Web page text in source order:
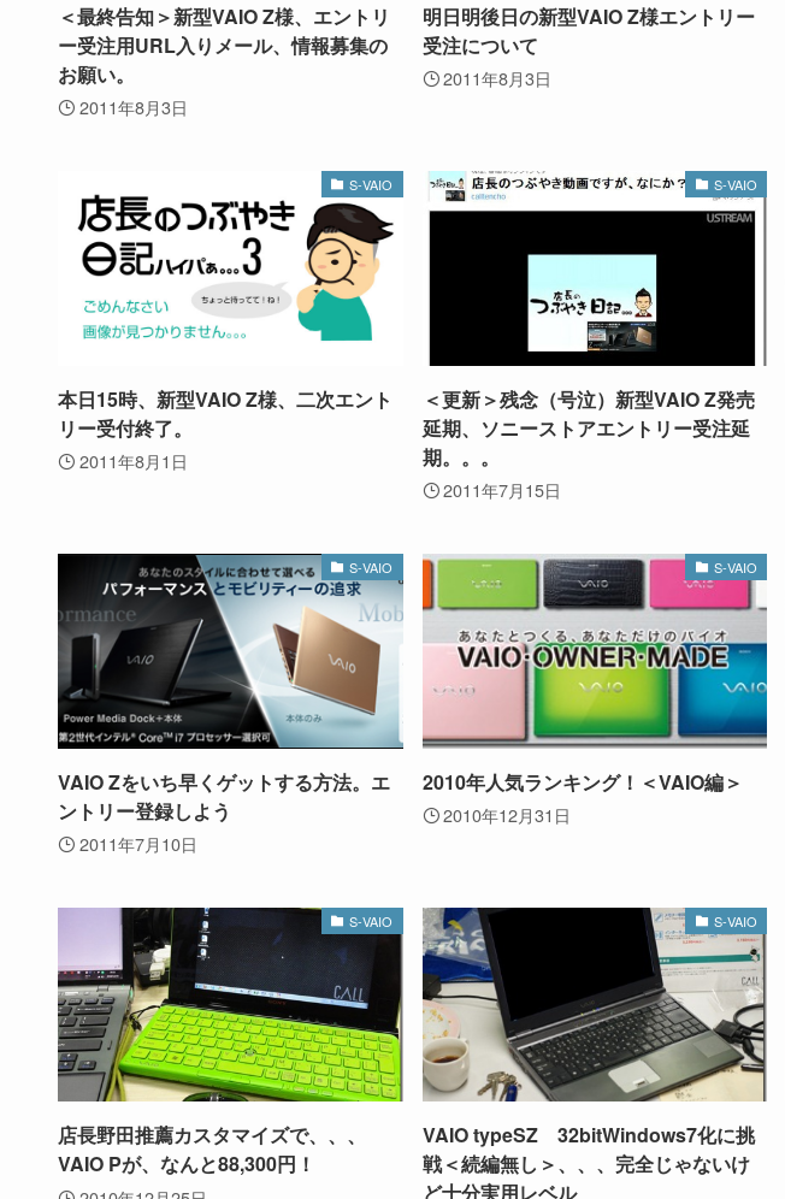
＜最終告知＞新型VAIO Z様、エントリ
ー受注用URL入りメール、情報募集の
お願い。
2011年8月3日
明日明後日の新型VAIO Z様エントリー
受注について
2011年8月3日
S-VAIO
本日15時、新型VAIO Z様、二次エント
リー受付終了。
2011年8月1日
S-VAIO
＜更新＞残念（号泣）新型VAIO Z発売
延期、ソニーストアエントリー受注延
期。。。
2011年7月15日
S-VAIO
VAIO Zをいち早くゲットする方法。エ
ントリー登録しよう
2011年7月10日
S-VAIO
2010年人気ランキング！＜VAIO編＞
2010年12月31日
S-VAIO
店長野田推薦カスタマイズで、、、
VAIO Pが、なんと88,300円！
S-VAIO
VAIO typeSZ 32bitWindows7化に挑
戦＜続編無し＞、、、完全じゃないけ
ど十分実用レベル